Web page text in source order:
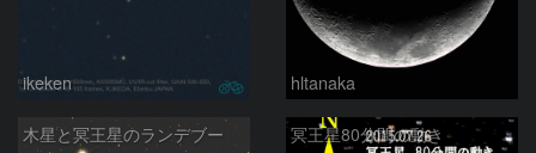
ikeken hltanaka
木星と冥王星のランデブー 冥王星80分間の動き